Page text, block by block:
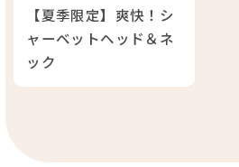
2025/ 10
2025/ 07
【夏季限定】爽快！シ
ャーベットヘッド＆ネ
ック